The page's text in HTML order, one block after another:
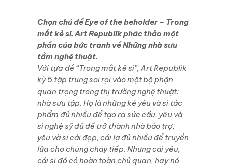
Chọn chủ để Eye of the beholder – Trong
mắt kẻ si, Art Republik phác thảo một
phần của bức tranh về Những nhà sưu
tầm nghệ thuật.
Với tựa đề “Trong mắt kẻ si”, Art Republik
kỳ 5 tập trung soi rọi vào một bộ phận
quan trọng trong thị trường nghệ thuật:
nhà sưu tập. Họ là những kẻ yêu và si tác
phẩm đủ nhiều để tạo ra sức cầu, yêu và
si nghệ sỹ đủ để trở thành nhà bảo trợ,
yêu và si cái đẹp, cái lạ đủ nhiều để truyền
lửa cho chúng cháy tiếp. Nhưng cái yêu,
cái si đó có hoàn toàn chủ quan, hay nó